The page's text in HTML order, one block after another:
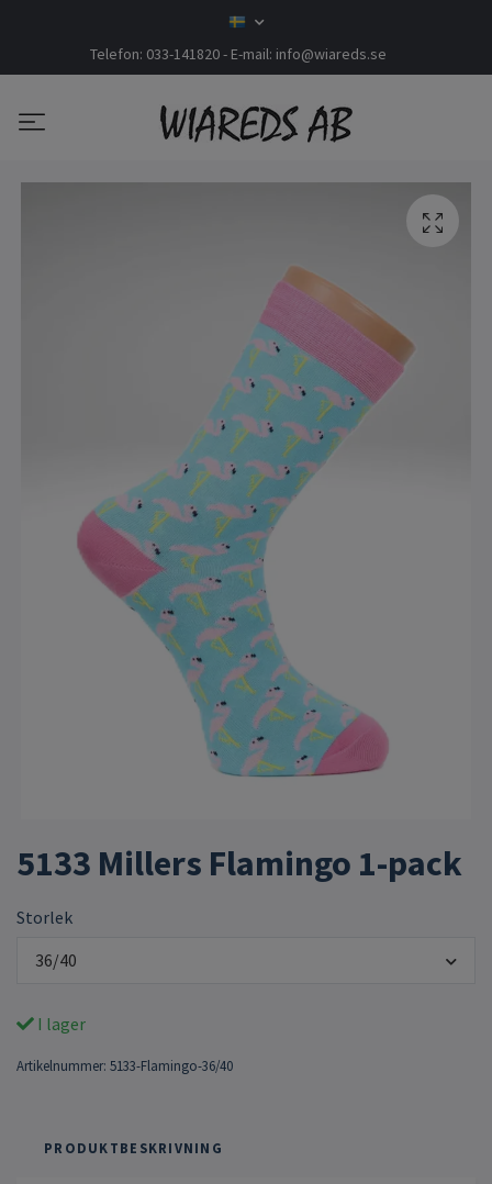
Telefon: 033-141820 - E-mail: info@wiareds.se
5133 Millers Flamingo 1-pack
Storlek
36/40
I lager
Artikelnummer: 5133-Flamingo-36/40
PRODUKTBESKRIVNING